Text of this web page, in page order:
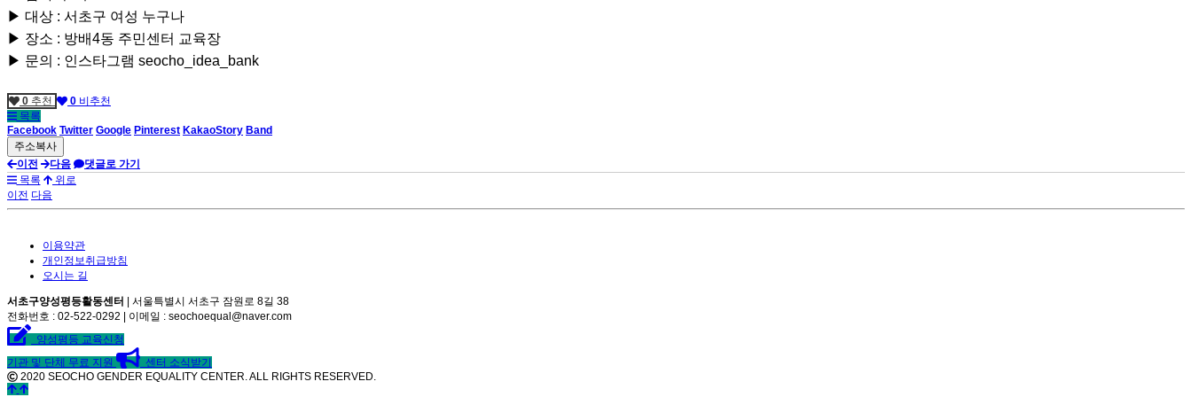
▶ 대상 : 서초구 여성 누구나
▶ 장소 : 방배4동 주민센터 교육장
▶ 문의 : 인스타그램 seocho_idea_bank
0 추천 0 비추천
목록
Facebook Twitter Google Pinterest KakaoStory Band
이전 다음
댓글로 가기
목록
위로
이전 다음
이용약관
개인정보취급방침
오시는 길
서초구양성평등활동센터
| 서울특별시 서초구 잠원로 8길 38
전화번호 : 02-522-0292 | 이메일 : seochoequal@naver.com
양성평등 교육신청
기관 및 단체 무료 지원
센터 소식받기
2020 SEOCHO GENDER EQUALITY CENTER. ALL RIGHTS RESERVED.
©